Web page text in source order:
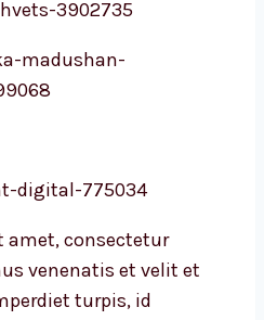
amet, consectetur
venenatis et velit et
turpis, id